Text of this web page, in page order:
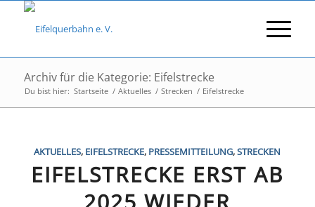
Archiv für die Kategorie: Eifelstrecke
Du bist hier: Startseite / Aktuelles / Strecken / Eifelstrecke
AKTUELLES, EIFELSTRECKE, PRESSEMITTEILUNG,STRECKEN
EIFELSTRECKE ERST AB